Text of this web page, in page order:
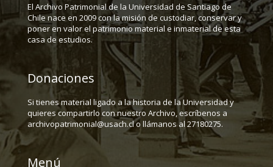
El Archivo Patrimonial de la Universidad de Santiago de
Chile nace en 2009 con la misión de custodiar, conservar y
poner en valor el patrimonio material e inmaterial de esta
casa de estudios.
Donaciones
Si tienes material ligado a la historia de la Universidad y
quieres compartirlo con nuestro Archivo, escríbenos a
archivopatrimonial@usach.cl o llámanos al 27180275.
Menú